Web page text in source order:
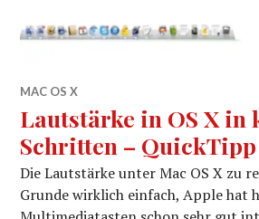
MAC OS X
Lautstärke in OS X in
Schritten – QuickTipp
Die Lautstärke unter Mac OS X zu
Grunde wirklich einfach, Apple hat